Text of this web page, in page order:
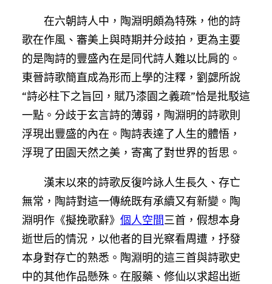
在六朝詩人中，陶淵明頗為特殊，他的詩
歌在作風、審美上與時期并分歧拍，更為主要
的是陶詩的豐盛內在是同代詩人難以比肩的。
東晉詩歌簡直成為形而上學的注釋，劉勰所說
“詩必柱下之旨回，賦乃漆園之義疏”恰是批駁這
一點。分歧于玄言詩的薄弱，陶淵明的詩歌則
浮現出豐盛的內在。陶詩表達了人生的體悟，
浮現了田園天然之美，寄寓了對世界的哲思。
漢末以來的詩歌反復吟詠人生長久、存亡
無常，陶詩對這一傳統既有承續又有新變。陶
淵明作《擬挽歌辭》 個人空間三首，假想本身
逝世后的情況，以他者的目光察看周遭，抒發
本身對存亡的熟悉。陶淵明的這三首與詩歌史
中的其他作品懸殊。在服藥、修仙以求超出逝